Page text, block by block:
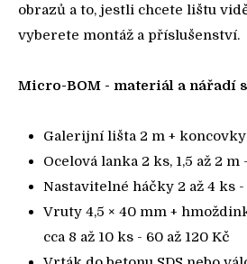
obrazů a to, jestli chcete lištu
vyberete montáž a příslušenství.
Micro-BOM - materiál a nářadí
Galerijní lišta 2 m +
Ocelová lanka 2 ks, 1,5 až 2 m
Nastavitelné háčky 2 až 4 ks -
Vruty 4,5 × 40 mm +
cca 8 až 10 ks - 60 až 120 Kč